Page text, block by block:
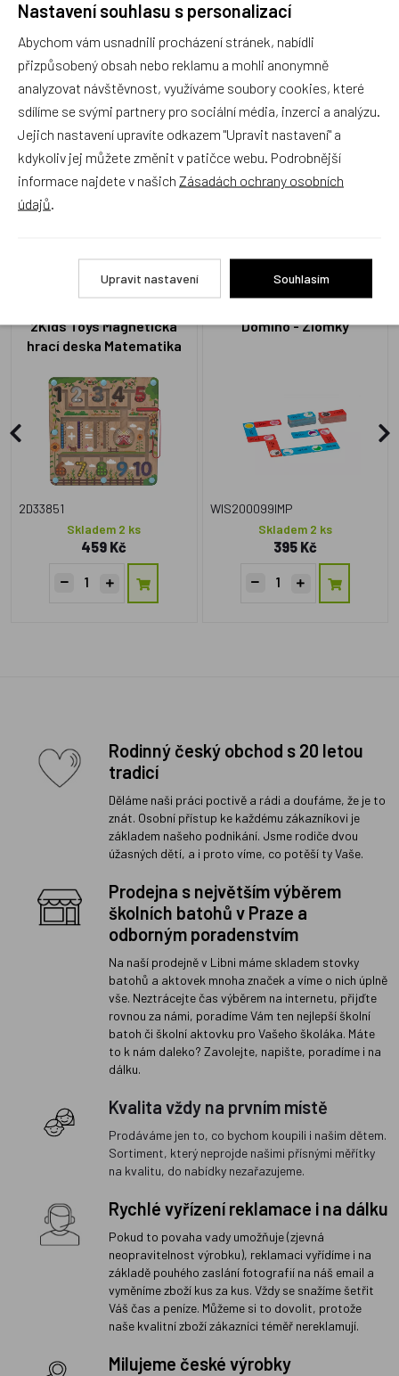
Recenze
Produkt zatím nemá žádné hodnocení, buďte první, kdo
produkt ohodnotí!
Přidat hodnocení
Alternativní zboží
2Kids Toys Magnetická
hrací deska Matematika
2D33851
Skladem 2 ks
459 Kč
Domino - Zlomky
WIS200099IMP
Skladem 2 ks
395 Kč
Rodinný český obchod s 20 letou
tradicí
Děláme naši práci poctivě a rádi a doufáme, že je to
znát. Osobní přístup ke každému zákazníkovi je
základem našeho podnikání. Jsme rodiče dvou
úžasných dětí, a i proto víme, co potěší ty Vaše.
Prodejna s největším výběrem
školních batohů v Praze a
odborným poradenstvím
Na naší prodejně v Libni máme skladem stovky
batohů a aktovek mnoha značek a víme o nich úplně
vše. Neztrácejte čas výběrem na internetu, přijďte
rovnou za námi, poradíme Vám ten nejlepší školní
batoh či školní aktovku pro Vašeho školáka. Máte
to k nám daleko? Zavolejte, napište, poradíme i na
dálku.
Kvalita vždy na prvním místě
Prodáváme jen to, co bychom koupili i našim dětem.
Sortiment, který neprojde našimi přísnými měřítky
na kvalitu, do nabídky nezařazujeme.
Rychlé vyřízení reklamace i na dálku
Pokud to povaha vady umožňuje (zjevná
neopravitelnost výrobku), reklamaci vyřídíme i na
základě pouhého zaslání fotografií na náš email a
vyměníme zboží kus za kus. Vždy se snažíme šetřit
Váš čas a peníze. Můžeme si to dovolit, protože
naše kvalitní zboží zákazníci téměř nereklamují.
Milujeme české výrobky
Nastavení souhlasu s personalizací
Abychom vám usnadnili procházení stránek, nabídli
přizpůsobený obsah nebo reklamu a mohli anonymně
analyzovat návštěvnost, využíváme soubory cookies, které
sdílíme se svými partnery pro sociální média, inzerci a analýzu.
Jejich nastavení upravíte odkazem "Upravit nastavení" a
kdykoliv jej můžete změnit v patičce webu. Podrobnější
informace najdete v našich Zásadách ochrany osobních
údajů
Upravit nastavení Souhlasím